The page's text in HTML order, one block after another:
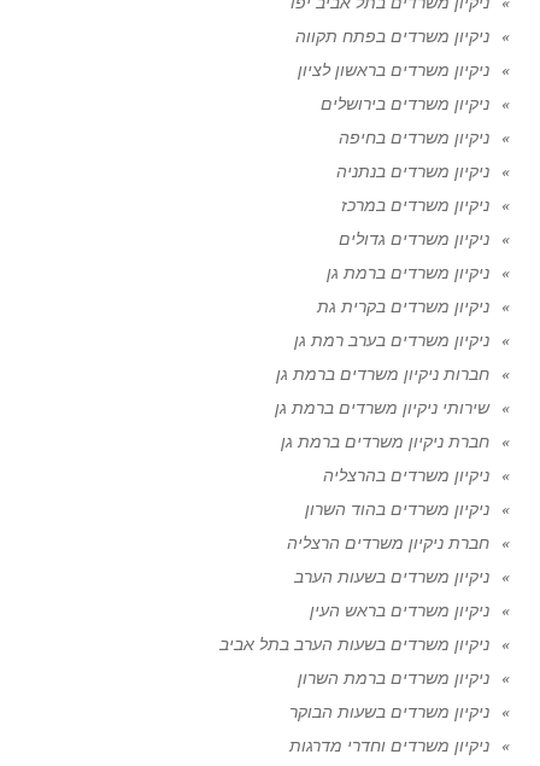
ניקיון משרדים בפתח תקווה
ניקיון משרדים בראשון לציון
ניקיון משרדים בירושלים
ניקיון משרדים בחיפה
ניקיון משרדים בנתניה
ניקיון משרדים במרכז
ניקיון משרדים גדולים
ניקיון משרדים ברמת גן
ניקיון משרדים בקרית גת
ניקיון משרדים בערב רמת גן
חברות ניקיון משרדים ברמת גן
שירותי ניקיון משרדים ברמת גן
חברת ניקיון משרדים ברמת גן
ניקיון משרדים בהרצליה
ניקיון משרדים בהוד השרון
חברת ניקיון משרדים הרצליה
ניקיון משרדים בשעות הערב
ניקיון משרדים בראש העין
ניקיון משרדים בשעות הערב בתל אביב
ניקיון משרדים ברמת השרון
ניקיון משרדים בשעות הבוקר
ניקיון משרדים וחדרי מדרגות